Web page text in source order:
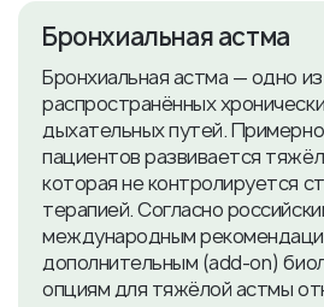
​Бронхиальная астма
Бронхиальная астма — одно
распространённых
дыхательных путей. Примерно
пациентов развивается
которая не контролируется
терапией. Согласно
международным
дополнительным (add‑on)
опциям для тяжёлой астмы